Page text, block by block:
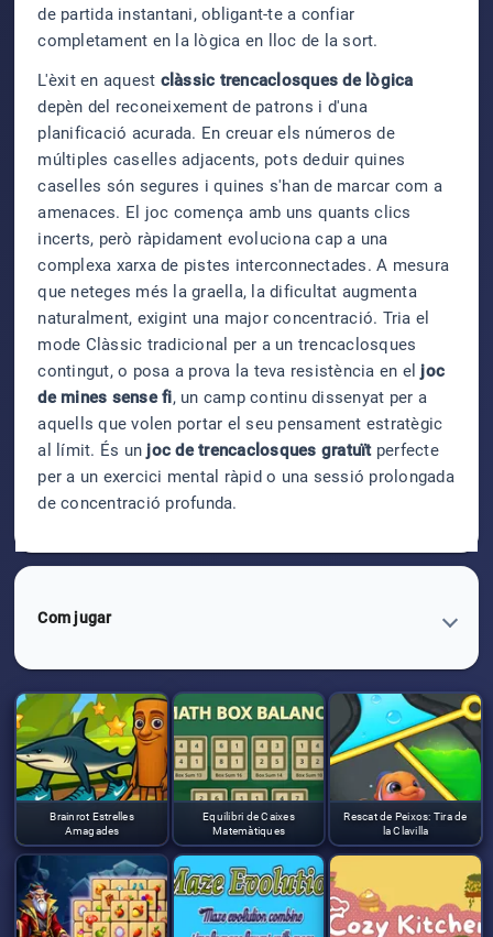
de partida instantani, obligant-te a confiar
completament en la lògica en lloc de la sort.
L'èxit en aquest clàssic trencaclosques de lògica
depèn del reconeixement de patrons i d'una
planificació acurada. En creuar els números de
múltiples caselles adjacents, pots deduir quines
caselles són segures i quines s'han de marcar com a
amenaces. El joc comença amb uns quants clics
incerts, però ràpidament evoluciona cap a una
complexa xarxa de pistes interconnectades. A mesura
que neteges més la graella, la dificultat augmenta
naturalment, exigint una major concentració. Tria el
mode Clàssic tradicional per a un trencaclosques
contingut, o posa a prova la teva resistència en el joc
de mines sense fi, un camp continu dissenyat per a
aquells que volen portar el seu pensament estratègic
al límit. És un joc de trencaclosques gratuïtperfecte
per a un exercici mental ràpid o una sessió prolongada
de concentració profunda.
Com jugar
Brainrot Estrelles
Amagades
Equilibri de Caixes
Matemàtiques
Rescat de Peixos: Tira de
la Clavilla